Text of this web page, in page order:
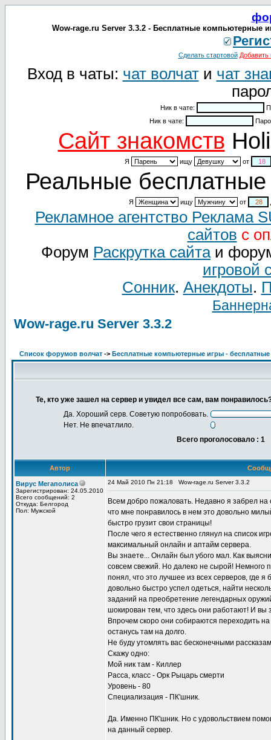
Wow-rage.ru Server 3.3.2 - Бесплатные компьютерные
Сделать стартовой Добавить
Вход в чаты: чат волчати чат
Ник в чате:
Ник в чате:
Cайт знакомств
Я ищу от
Реальные бесплатные
Я ищу от
Рекламное агентство Реклама
сайтов с
Форум Раскрутка сайтаи
игровой
Сонник. Анекдоты.
Wow-rage.ru Server 3.3.2
Список форумов волчат -> Бесплатные компьютерные игры -
Те, кто уже зашел на сервер и увидел все сам, вам
Да. Хороший серв. Советую попробовать.
Нет. Не впечатлило.
Всего проголосовало : 1
Автор
Вирус Мегаполиса
Зарегистрирован: 24.05.2010
Всего сообщений: 2
Откуда: Белгород
Пол: Мужской
24 Май 2010 Пн 21:18 Wow-rage.ru Server 3.3.2
Всем добро пожаловать. Недавно я забрел
что мне понравилось в нем это довольно
быстро грузит свои страницы!
После чего я естественно глянул на список
максимальный онлайн и аптайм сервера.
Вы знаете... Онлайн был убого мал. Как
совсем свежий. Но далеко не сырой! Немного
понял, что это лучшее из всех серверов, где
довольно быстро успел одеться, найти
заданий на преобретение легендарных
шокирован тем, что здесь они работают! И вы
Впрочем скоро они собираются переходить
останусь там на долго.
Не буду утомлять вас бесконечными
Скажу одно:
Мой ник там - Киллер
Расса, класс - Орк Рыцарь смерти
Уровень - 80
Специализация - ПК'шник.
Да. Именно ПК'шник. Но с удовольствием
на данный сервер.